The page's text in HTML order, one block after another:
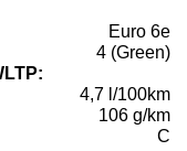
Euro 6e
4 (Green)
4,7 l/100km
106 g/km
C